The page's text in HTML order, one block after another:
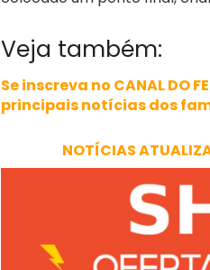
Veja também:
Se inscreva no CANAL DO
principais notícias dos
NOTÍCIAS